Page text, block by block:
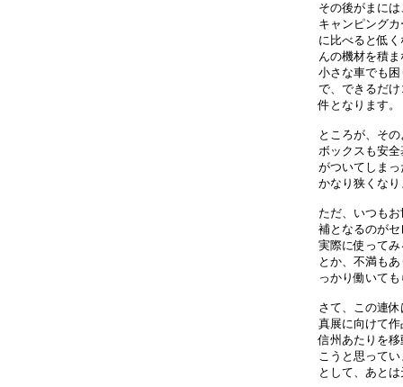
その後がまに
キャンピング
に比べると低
んの機材を積
小さな車でも
で、できるだ
件と
ところが、そ
ボックスも安
がついてしま
かなり
ただ、いつも
補となるのが
実際に使って
とか、不満も
っかり
さて、この連
真展に向けて
信州あたりを
こうと思って
として、